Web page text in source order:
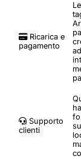
Ricarica e
pagamento
Supporto
clienti